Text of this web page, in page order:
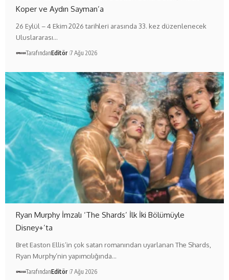
Koper ve Aydın Sayman’a
26 Eylül – 4 Ekim 2026 tarihleri arasında 33. kez düzenlenecek
Uluslararası…
TarafındanEditör 7 Ağu 2026
Ryan Murphy İmzalı ‘The Shards’ İlk İki Bölümüyle
Disney+’ta
Bret Easton Ellis’in çok satan romanından uyarlanan The Shards,
Ryan Murphy’nin yapımcılığında…
TarafındanEditör 7 Ağu 2026